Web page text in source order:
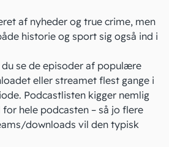
af nyheder og true crime, men
historie og sport sig også ind i
du se de episoder af populære
eller streamet flest gange i
Podcastlisten kigger nemlig
hele podcasten – så jo flere
downloads vil den typisk